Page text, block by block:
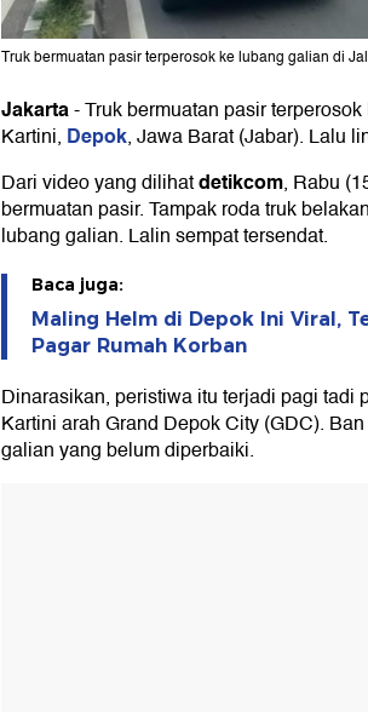
Truk bermuatan pasir terperosok ke lubang galian di
Jakarta-Truk bermuatan pasir
Kartini, Depok, Jawa Barat (Jabar). Lalu
Dari video yang dilihatdetikcom, Rabu
bermuatan pasir. Tampak roda truk
lubang galian. Lalin sempat tersendat.
Baca juga:
Maling Helm di Depok Ini Viral,
Pagar Rumah Korban
Dinarasikan, peristiwa itu terjadi pagi tadi
Kartini arah Grand Depok City (GDC).
galian yang belum diperbaiki.